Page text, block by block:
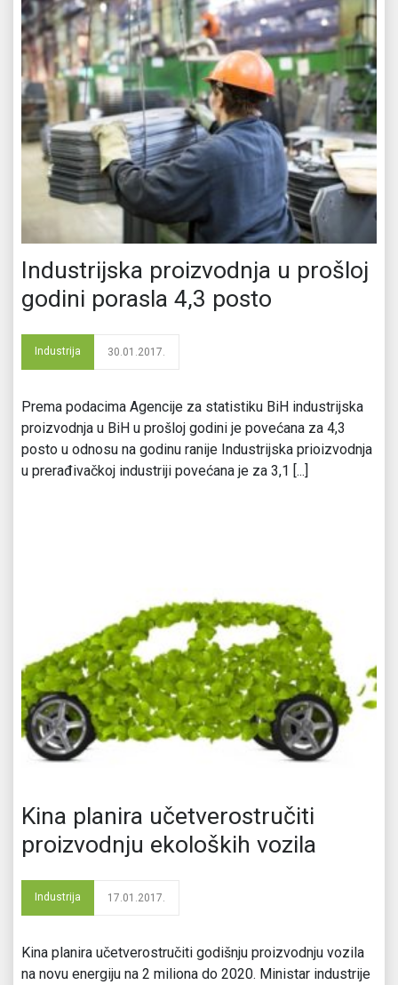
Industrijska proizvodnja u prošloj
godini porasla 4,3 posto
Industrija 30.01.2017.
Prema podacima Agencije za statistiku BiH industrijska
proizvodnja u BiH u prošloj godini je povećana za 4,3
posto u odnosu na godinu ranije Industrijska prioizvodnja
u prerađivačkoj industriji povećana je za 3,1 [...]
Kina planira učetverostručiti
proizvodnju ekoloških vozila
Industrija 17.01.2017.
Kina planira učetverostručiti godišnju proizvodnju vozila
na novu energiju na 2 miliona do 2020. Ministar industrije